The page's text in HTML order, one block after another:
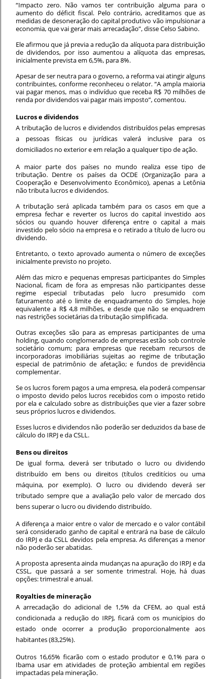
“Impacto zero. Não vamos ter contribuição alguma para o
aumento do déficit fiscal. Pelo contrário, acreditamos que as
medidas de desoneração do capital produtivo vão impulsionar a
economia, que vai gerar mais arrecadação”, disse Celso Sabino.
Ele afirmou que já previa a redução da alíquota para distribuição
de dividendos, por isso aumentou a alíquota das empresas,
inicialmente prevista em 6,5%, para 8%.
Apesar de ser neutra para o governo, a reforma vai atingir alguns
contribuintes, conforme reconheceu o relator. “A ampla maioria
vai pagar menos, mas o indivíduo que receba R$ 70 milhões de
renda por dividendos vai pagar mais imposto”, comentou.
Lucros e dividendos
A tributação de lucros e dividendos distribuídos pelas empresas
a pessoas físicas ou jurídicas valerá inclusive para os
domiciliados no exterior e em relação a qualquer tipo de ação.
A maior parte dos países no mundo realiza esse tipo de
tributação. Dentre os países da OCDE (Organização para a
Cooperação e Desenvolvimento Econômico), apenas a Letônia
não tributa lucros e dividendos.
A tributação será aplicada também para os casos em que a
empresa fechar e reverter os lucros do capital investido aos
sócios ou quando houver diferença entre o capital a mais
investido pelo sócio na empresa e o retirado a título de lucro ou
dividendo.
Entretanto, o texto aprovado aumenta o número de exceções
inicialmente previsto no projeto.
Além das micro e pequenas empresas participantes do Simples
Nacional, ficam de fora as empresas não participantes desse
regime especial tributadas pelo lucro presumido com
faturamento até o limite de enquadramento do Simples, hoje
equivalente a R$ 4,8 milhões, e desde que não se enquadrem
nas restrições societárias da tributação simplificada.
Outras exceções são para as empresas participantes de uma
holding, quando conglomerado de empresas estão sob controle
societário comum; para empresas que recebam recursos de
incorporadoras imobiliárias sujeitas ao regime de tributação
especial de patrimônio de afetação; e fundos de previdência
complementar.
Se os lucros forem pagos a uma empresa, ela poderá compensar
o imposto devido pelos lucros recebidos com o imposto retido
por ela e calculado sobre as distribuições que vier a fazer sobre
seus próprios lucros e dividendos.
Esses lucros e dividendos não poderão ser deduzidos da base de
cálculo do IRPJ e da CSLL.
Bens ou direitos
De igual forma, deverá ser tributado o lucro ou dividendo
distribuído em bens ou direitos (títulos creditícios ou uma
máquina, por exemplo). O lucro ou dividendo deverá ser
tributado sempre que a avaliação pelo valor de mercado dos
bens superar o lucro ou dividendo distribuído.
A diferença a maior entre o valor de mercado e o valor contábil
será considerado ganho de capital e entrará na base de cálculo
do IRPJ e da CSLL devidos pela empresa. As diferenças a menor
não poderão ser abatidas.
A proposta apresenta ainda mudanças na apuração do IRPJ e da
CSSL, que passará a ser somente trimestral. Hoje, há duas
opções: trimestral e anual.
Royalties de mineração
A arrecadação do adicional de 1,5% da CFEM, ao qual está
condicionada a redução do IRPJ, ficará com os municípios do
estado onde ocorrer a produção proporcionalmente aos
habitantes (83,25%).
Outros 16,65% ficarão com o estado produtor e 0,1% para o
Ibama usar em atividades de proteção ambiental em regiões
impactadas pela mineração.